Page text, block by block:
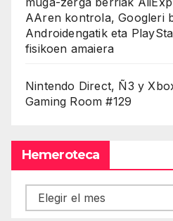
AAren kontrola, Googleri
Androidengatik eta
fisikoen amaiera
Nintendo Direct, Ñ3 y
Gaming Room #129
Hemeroteca
Hemeroteca